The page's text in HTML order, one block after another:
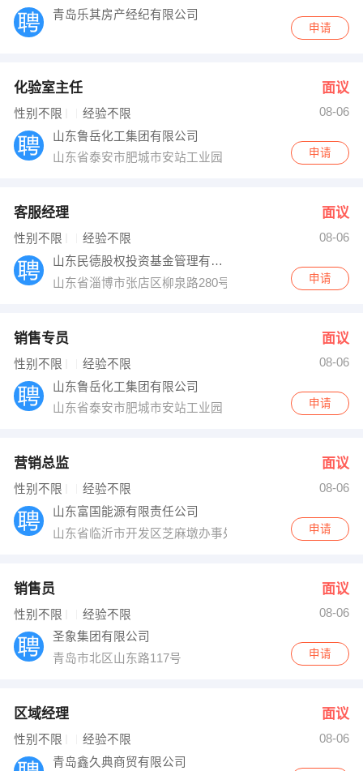
青岛乐其房产经纪有限公司
申请
化验室主任 面议
性别不限 经验不限
08-06
山东鲁岳化工集团有限公司
山东省泰安市肥城市安站工业园
申请
客服经理 面议
性别不限 经验不限
08-06
山东民德股权投资基金管理有限公司
山东省淄博市张店区柳泉路280号鲁中晨报14楼
申请
销售专员 面议
性别不限 经验不限
08-06
山东鲁岳化工集团有限公司
山东省泰安市肥城市安站工业园
申请
营销总监 面议
性别不限 经验不限
08-06
山东富国能源有限责任公司
山东省临沂市开发区芝麻墩办事处沃尔沃路29-1申请
销售员 面议
性别不限 经验不限
08-06
圣象集团有限公司
青岛市北区山东路117号
申请
区域经理 面议
性别不限 经验不限
08-06
青岛鑫久典商贸有限公司